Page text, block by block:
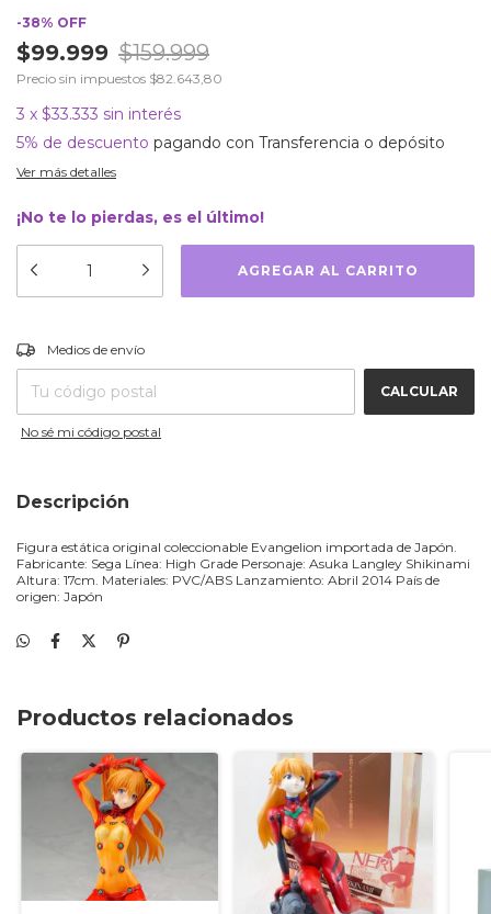
-38% OFF
$99.999 $159.999
Precio sin impuestos $82.643,80
3 x $33.333 sin interés
5% de descuento pagando con Transferencia o depósito
Ver más detalles
¡No te lo pierdas, es el último!
Entregas para el CP:
Medios de envío
CALCULAR
No sé mi código postal
Descripción
Figura estática original coleccionable Evangelion importada de Japón.
Fabricante: Sega Línea: High Grade Personaje: Asuka Langley Shikinami
Altura: 17cm. Materiales: PVC/ABS Lanzamiento: Abril 2014 País de
origen: Japón
Productos relacionados